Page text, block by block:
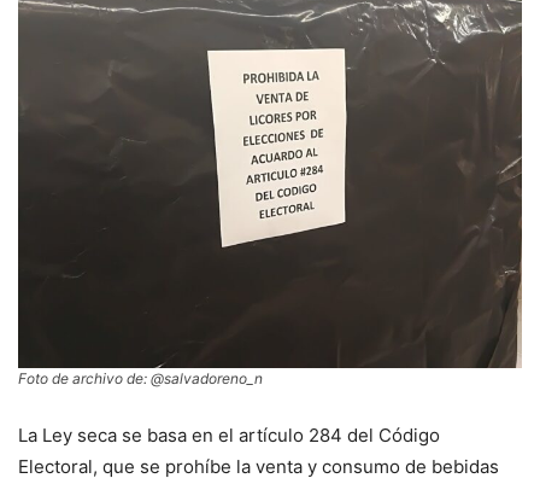
Foto de archivo de: @salvadoreno_n
La Ley seca se basa en el artículo 284 del Código
Electoral, que se prohíbe la venta y consumo de bebidas